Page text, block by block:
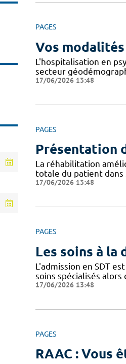
PAGES
Vos
L'hospitalisation en
secteur
17/06/2026 13:48
PAGES
Présentation
La réhabilitation
totale du patient dans
17/06/2026 13:48
PAGES
Les soins à la
L'admission en SDT
soins spécialisés
17/06/2026 13:48
PAGES
RAAC : Vous